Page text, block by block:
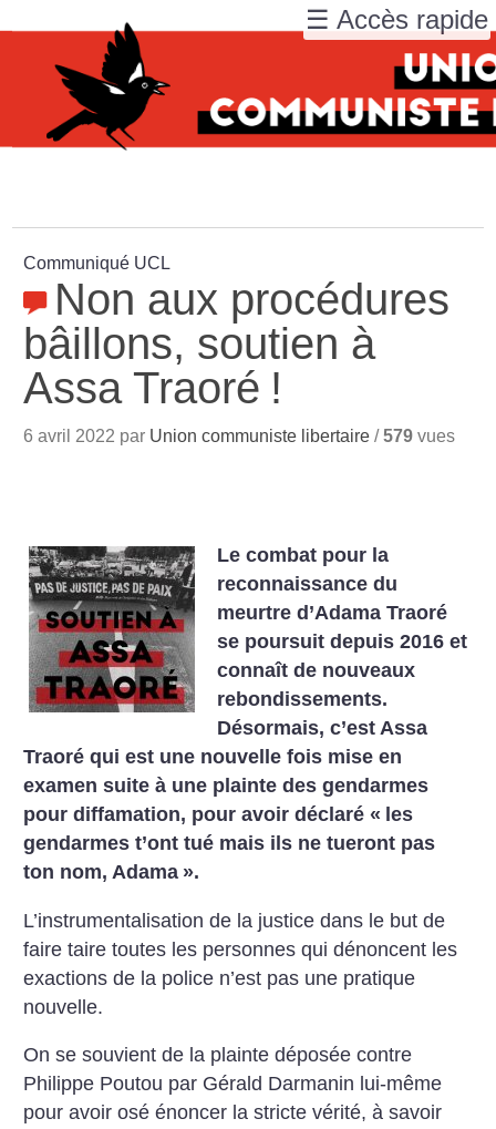
Communiqué UCL
Non aux procédures
bâillons, soutien à
Assa Traoré !
6 avril 2022 par Union communiste libertaire /579 vues
Le combat pour la
reconnaissance du
meurtre d’Adama Traoré
se poursuit depuis 2016 et
connaît de nouveaux
rebondissements.
Désormais, c’est Assa
Traoré qui est une nouvelle fois mise en
examen suite à une plainte des gendarmes
pour diffamation, pour avoir déclaré « les
gendarmes t’ont tué mais ils ne tueront pas
ton nom, Adama ».
L’instrumentalisation de la justice dans le but de
faire taire toutes les personnes qui dénoncent les
exactions de la police n’est pas une pratique
nouvelle.
On se souvient de la plainte déposée contre
Philippe Poutou par Gérald Darmanin lui-même
pour avoir osé énoncer la stricte vérité, à savoir
☰ Accès rapide